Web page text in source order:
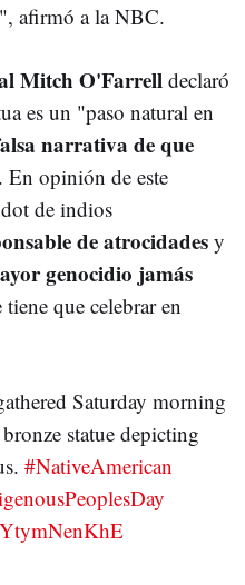
", afirmó a la NBC.
Mitch O'Farrell declaró
es un "paso natural en
narrativa de que
En opinión de este
de indios
de atrocidades y
genocidio jamás
que celebrar en
Saturday morning
statue depicting
#NativeAmerican